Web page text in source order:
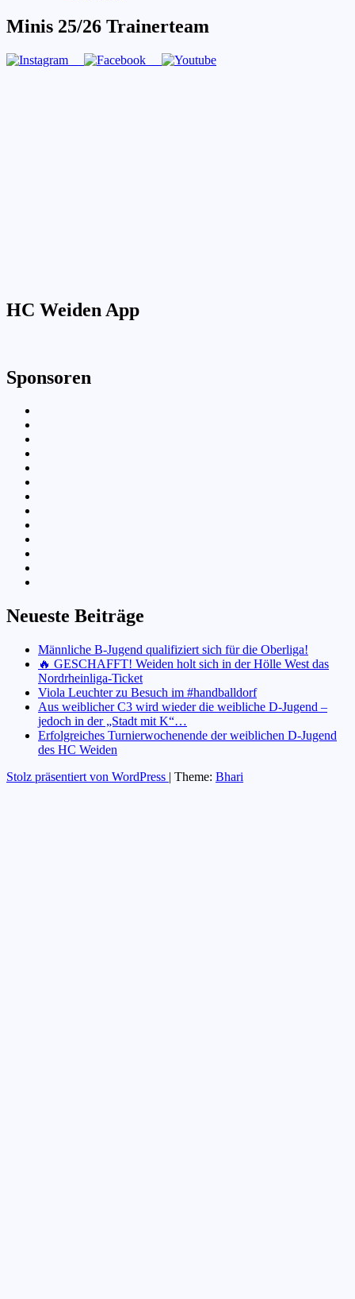
Minis 25/26 Trainerteam
HC Weiden App
Sponsoren
Neueste Beiträge
Männliche B-Jugend qualifiziert sich für die Oberliga!
🔥 GESCHAFFT! Weiden holt sich in der Hölle West das
Nordrheinliga-Ticket
Viola Leuchter zu Besuch im #handballdorf
Aus weiblicher C3 wird wieder die weibliche D-Jugend –
jedoch in der „Stadt mit K“…
Erfolgreiches Turnierwochenende der weiblichen D-Jugend
des HC Weiden
Stolz präsentiert von WordPress | Theme: Bhari